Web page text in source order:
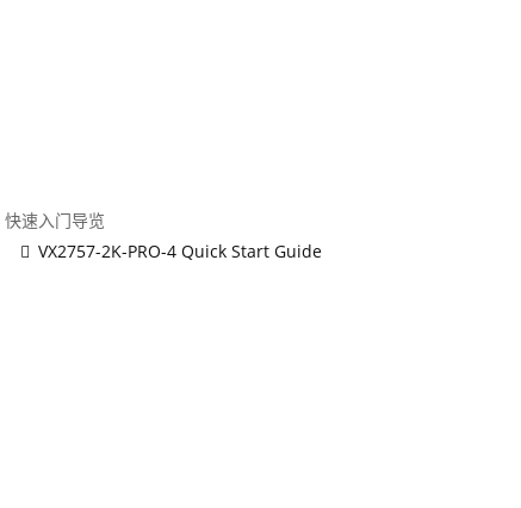
快速入门导览
VX2757-2K-PRO-4 Quick Start Guide